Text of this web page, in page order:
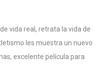
vida real, retrata la vida de
les muestra un nuevo
excelente película para